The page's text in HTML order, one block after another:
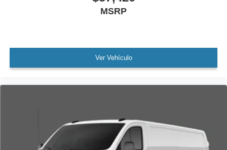
MSRP
Ver Vehículo